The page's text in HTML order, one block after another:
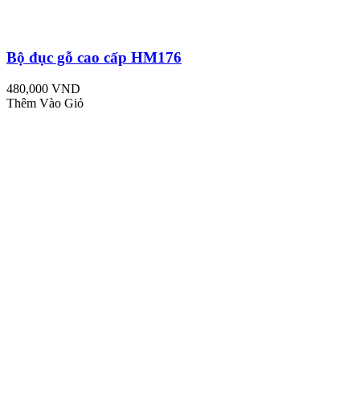
Bộ đục gỗ cao cấp HM176
480,000 VND
Thêm Vào Giỏ